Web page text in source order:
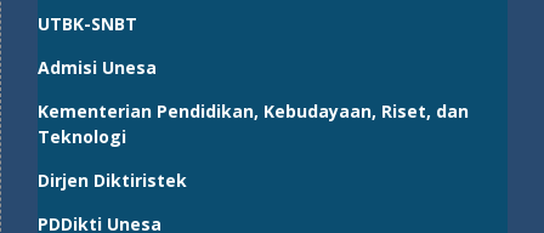
UTBK-SNBT
Admisi Unesa
Kementerian Pendidikan, Kebudayaan, Riset, dan
Teknologi
Dirjen Diktiristek
PDDikti Unesa